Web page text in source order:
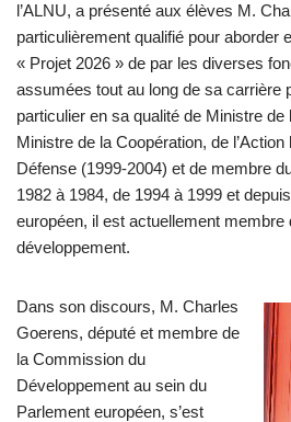
l’ALNU, a présenté aux élèves M.
particulièrement qualifié pour aborder
« Projet 2026 » de par les diverses
assumées tout au long de sa carrière
particulier en sa qualité de Ministre de
Ministre de la Coopération, de
Défense (1999-2004) et de membre
1982 à 1984, de 1994 à 1999 et
européen, il est actuellement
développement.
Dans son discours, M. Charles
Goerens, député et membre de
la Commission du
Développement au sein du
Parlement européen, s’est